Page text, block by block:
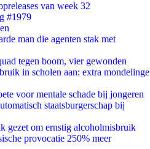
van week 32
#1979
man die agenten stak met
tegen boom, vier gewonden
in scholen aan: extra mondelinge
voor mentale schade bij jongeren
staatsburgerschap bij
gezet om ernstig alcoholmisbruik
provocatie 250% meer